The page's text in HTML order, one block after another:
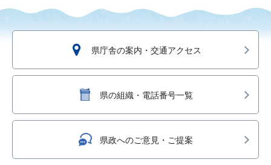
県庁舎の案内・交通アクセス
県の組織・電話番号一覧
県政へのご意見・ご提案